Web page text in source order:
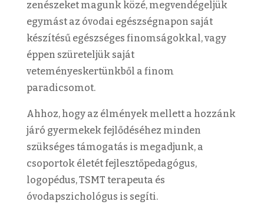
zenészeket magunk közé, megvendégeljük
egymást az óvodai egészségnapon saját
készítésű egészséges finomságokkal, vagy
éppen szüreteljük saját
veteményeskertünkből a finom
paradicsomot.
Ahhoz, hogy az élmények mellett a hozzánk
járó gyermekek fejlődéséhez minden
szükséges támogatás is megadjunk, a
csoportok életét fejlesztőpedagógus,
logopédus, TSMT terapeuta és
óvodapszichológus is segíti.